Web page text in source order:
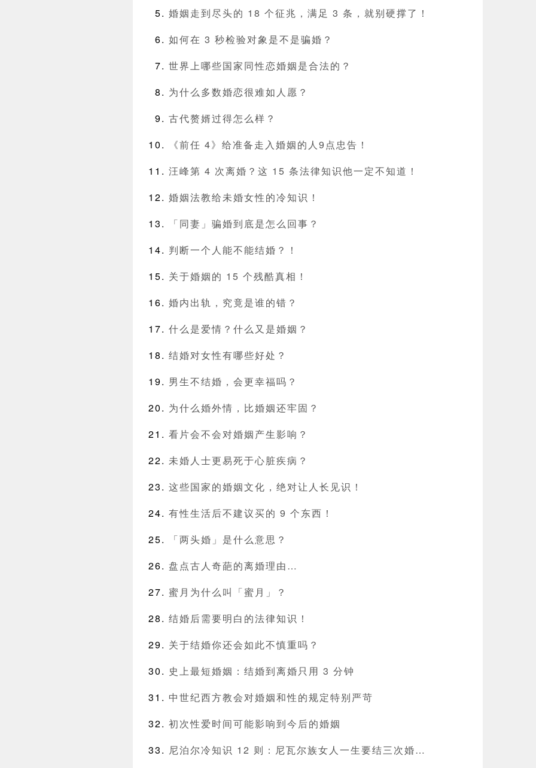
婚姻走到尽头的 18 个征兆，满足 3 条，就别硬撑了！
如何在 3 秒检验对象是不是骗婚？
世界上哪些国家同性恋婚姻是合法的？
为什么多数婚恋很难如人愿？
古代赘婿过得怎么样？
《前任 4》给准备走入婚姻的人9点忠告！
汪峰第 4 次离婚？这 15 条法律知识他一定不知道！
婚姻法教给未婚女性的冷知识！
「同妻」骗婚到底是怎么回事？
判断一个人能不能结婚？！
关于婚姻的 15 个残酷真相！
婚内出轨，究竟是谁的错？
什么是爱情？什么又是婚姻？
结婚对女性有哪些好处？
男生不结婚，会更幸福吗？
为什么婚外情，比婚姻还牢固？
看片会不会对婚姻产生影响？
未婚人士更易死于心脏疾病？
这些国家的婚姻文化，绝对让人长见识！
有性生活后不建议买的 9 个东西！
「两头婚」是什么意思？
盘点古人奇葩的离婚理由…
蜜月为什么叫「蜜月」？
结婚后需要明白的法律知识！
关于结婚你还会如此不慎重吗？
史上最短婚姻：结婚到离婚只用 3 分钟
中世纪西方教会对婚姻和性的规定特别严苛
初次性爱时间可能影响到今后的婚姻
尼泊尔冷知识 12 则：尼瓦尔族女人一生要结三次婚…